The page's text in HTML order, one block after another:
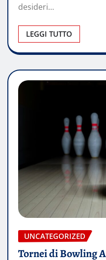
desideri…
LEGGI TUTTO
UNCATEGORIZED
Tornei di Bowling